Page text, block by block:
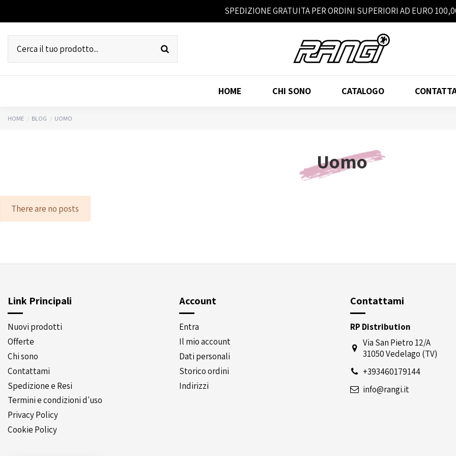
SPEDIZIONE GRATUITA PER ORDINI SUPERIORI AD EURO
HOME CHI SONO CATALOGO
HOME BLOG UOMO
Uomo
There are no posts
Link Principali
Nuovi prodotti
Offerte
Chi sono
Contattami
Spedizione e Resi
Termini e condizioni d'uso
Privacy Policy
Cookie Policy
Account
Entra
Il mio account
Dati personali
Storico ordini
Indirizzi
Contattami
RP Distribution
Via San Pietro 12/A
31050 Vedelago (TV)
+393460179144
info@rangi.it